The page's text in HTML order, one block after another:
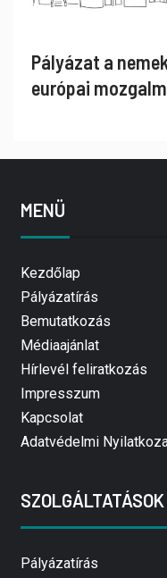
Pályázat a
európai
MENÜ
Kezdőlap
Pályázatírás
Bemutatkozás
Médiaajánlat
Hírlevél feliratkozás
Impresszum
Kapcsolat
Adatvédelmi
SZOLGÁLTATÁSOK
Pályázatírás